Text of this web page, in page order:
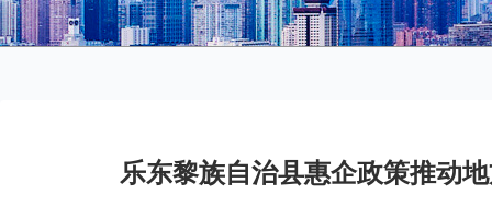
乐东黎族自治县惠企政策推动